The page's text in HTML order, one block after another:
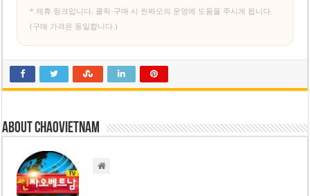
* 제휴 링크입니다. 클릭·구매 시 씬짜오의 운영에 도움을 주시게 됩니다.
(구매 가격은 동일합니다.)
About chaovietnam